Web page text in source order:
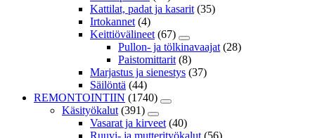
Kattilat, padat ja kasarit (35)
Irtokannet (4)
Keittiövälineet (67)
Pullon- ja tölkinavaajat (28)
Paistomittarit (8)
Marjastus ja sienestys (37)
Säilöntä (44)
REMONTOINTIIN (1740)
Käsityökalut (391)
Vasarat ja kirveet (40)